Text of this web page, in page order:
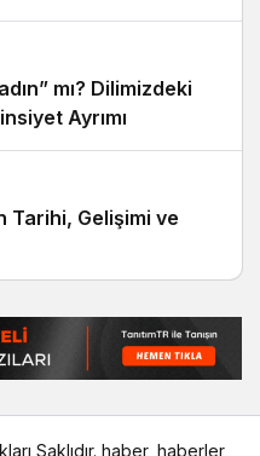
mı? Dilimizdeki
Ayrımı
Tarihi, Gelişimi ve
Saklıdır. haber, haberler,